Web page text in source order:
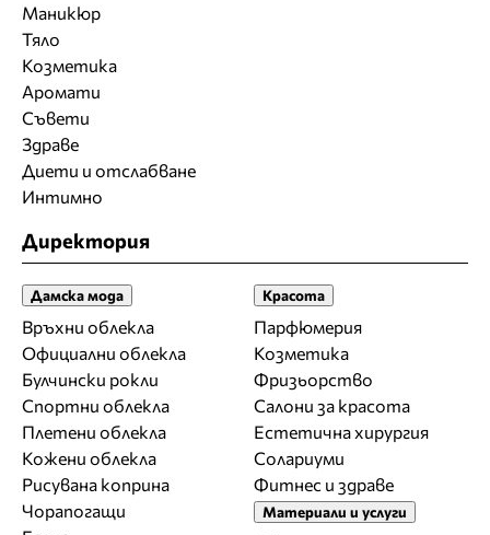
Маникюр
Тяло
Козметика
Аромати
Съвети
Здраве
Диети и отслабване
Интимно
Директория
Дамска мода
Връхни облекла
Официални облекла
Булчински рокли
Спортни облекла
Плетени облекла
Кожени облекла
Рисувана коприна
Чорапогащи
Красота
Парфюмерия
Козметика
Фризьорство
Салони за красота
Естетична хирургия
Солариуми
Фитнес и здраве
Материали и услуги